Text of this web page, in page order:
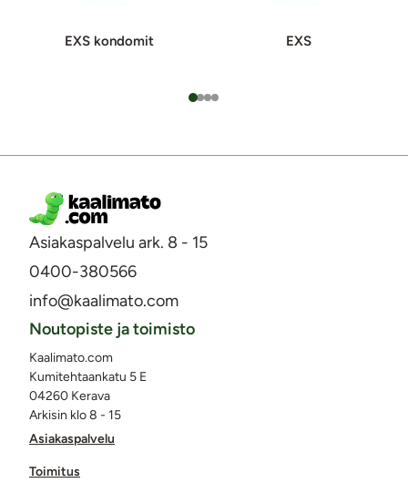
EXS kondomit EXS
Asiakaspalvelu ark. 8 - 15
0400-380566
info@kaalimato.com
Asiakaspalvelu
Toimitus
Noutopiste ja toimisto
Kaalimato.com
Kumitehtaankatu 5 E
04260 Kerava
Arkisin klo 8 - 15